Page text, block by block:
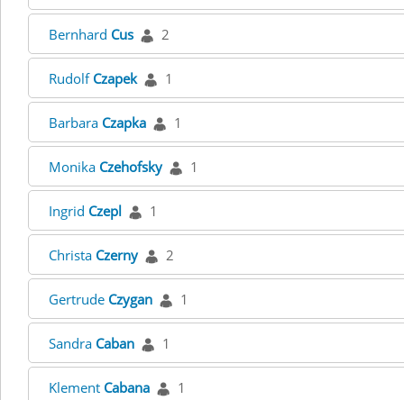
Bernhard Cus 2
Rudolf Czapek 1
Barbara Czapka 1
Monika Czehofsky 1
Ingrid Czepl 1
Christa Czerny 2
Gertrude Czygan 1
Sandra Caban 1
Klement Cabana 1